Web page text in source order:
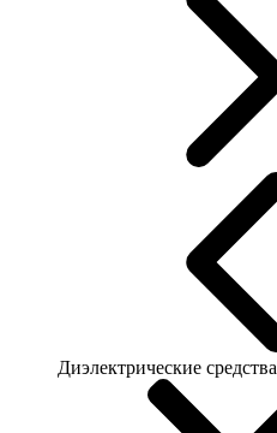
Диэлектрические средства